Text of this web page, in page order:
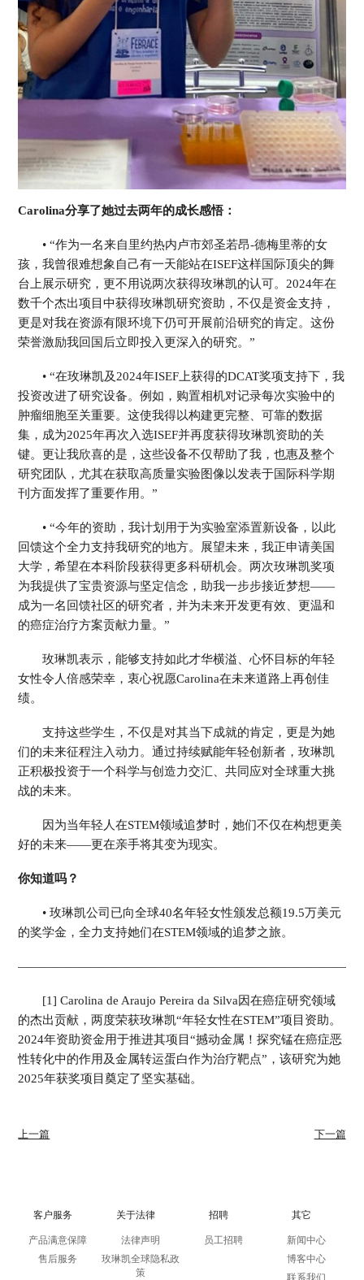
Carolina分享了她过去两年的成长感悟：
• “作为一名来自里约热内卢市郊圣若昂-德梅里蒂的女
孩，我曾很难想象自己有一天能站在ISEF这样国际顶尖的舞
台上展示研究，更不用说两次获得玫琳凯的认可。2024年在
数千个杰出项目中获得玫琳凯研究资助，不仅是资金支持，
更是对我在资源有限环境下仍可开展前沿研究的肯定。这份
荣誉激励我回国后立即投入更深入的研究。”
• “在玫琳凯及2024年ISEF上获得的DCAT奖项支持下，我
投资改进了研究设备。例如，购置相机对记录每次实验中的
肿瘤细胞至关重要。这使我得以构建更完整、可靠的数据
集，成为2025年再次入选ISEF并再度获得玫琳凯资助的关
键。更让我欣喜的是，这些设备不仅帮助了我，也惠及整个
研究团队，尤其在获取高质量实验图像以发表于国际科学期
刊方面发挥了重要作用。”
• “今年的资助，我计划用于为实验室添置新设备，以此
回馈这个全力支持我研究的地方。展望未来，我正申请美国
大学，希望在本科阶段获得更多科研机会。两次玫琳凯奖项
为我提供了宝贵资源与坚定信念，助我一步步接近梦想——
成为一名回馈社区的研究者，并为未来开发更有效、更温和
的癌症治疗方案贡献力量。”
玫琳凯表示，能够支持如此才华横溢、心怀目标的年轻
女性令人倍感荣幸，衷心祝愿Carolina在未来道路上再创佳
绩。
支持这些学生，不仅是对其当下成就的肯定，更是为她
们的未来征程注入动力。通过持续赋能年轻创新者，玫琳凯
正积极投资于一个科学与创造力交汇、共同应对全球重大挑
战的未来。
因为当年轻人在STEM领域追梦时，她们不仅在构想更美
好的未来——更在亲手将其变为现实。
你知道吗？
• 玫琳凯公司已向全球40名年轻女性颁发总额19.5万美元
的奖学金，全力支持她们在STEM领域的追梦之旅。
[1] Carolina de Araujo Pereira da Silva因在癌症研究领域
的杰出贡献，两度荣获玫琳凯“年轻女性在STEM”项目资助。
2024年资助资金用于推进其项目“撼动金属！探究锰在癌症恶
性转化中的作用及金属转运蛋白作为治疗靶点”，该研究为她
2025年获奖项目奠定了坚实基础。
上一篇 下一篇
客户服务
产品满意保障
售后服务
关于法律
法律声明
玫琳凯全球隐私政
策
招聘
员工招聘
其它
新闻中心
博客中心